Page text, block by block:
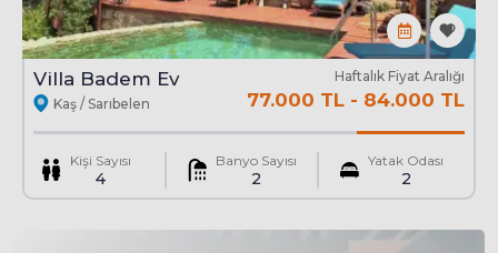
Isıtmalı Havuz
Havuz : Korunaklı Özel
En 4 Mt Boy 10.40 Mt Derinlik
Kapalı havuz
Villa Badem Ev
Kaş / Sarıbelen
Haftalık Fiyat Aralığı
77.000 TL - 84.000 TL
Kişi Sayısı
4
Banyo Sayısı
2
Yatak Odası
2